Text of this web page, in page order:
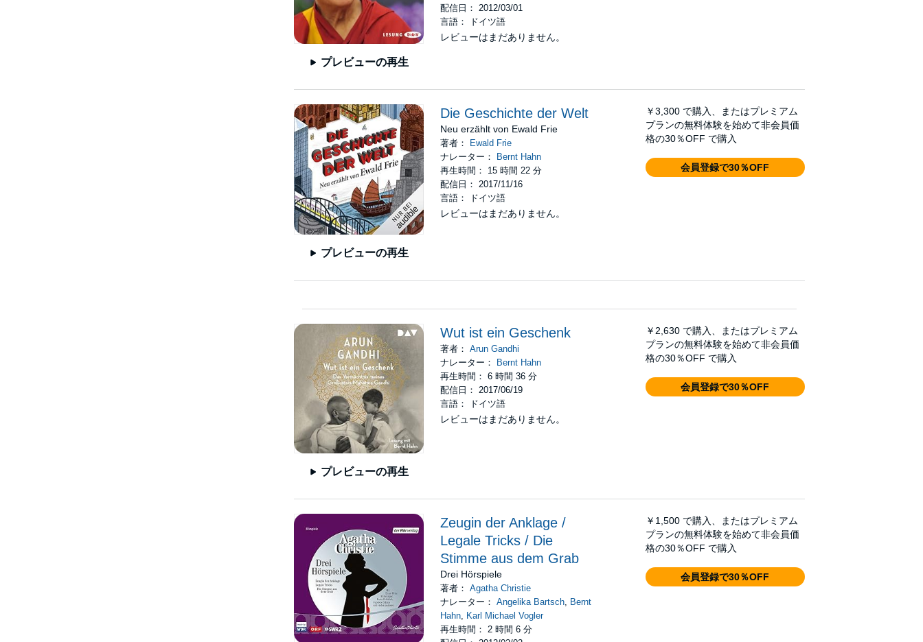
プレビューの再生
配信日： 2012/03/01
言語： ドイツ語
レビューはまだありません。
プレビューの再生
Die Geschichte der Welt
Neu erzählt von Ewald Frie
著者：
Ewald Frie
ナレーター：
Bernt Hahn
再生時間： 15 時間 22 分
配信日： 2017/11/16
言語： ドイツ語
レビューはまだありません。
￥3,300 で購入、またはプレミアム
プランの無料体験を始めて非会員価
格の30％OFF で購入
会員登録で30％OFF
プレビューの再生
Wut ist ein Geschenk
著者：Arun Gandhi
ナレーター： Bernt Hahn
再生時間： 6 時間 36 分
配信日： 2017/06/19
言語： ドイツ語
レビューはまだありません。
￥2,630 で購入、またはプレミアム
プランの無料体験を始めて非会員価
格の30％OFF で購入
会員登録で30％OFF
Zeugin der Anklage /
Legale Tricks / Die
Stimme aus dem Grab
Drei Hörspiele
著者：Agatha Christie
ナレーター：Angelika Bartsch
Bernt
Hahn
Karl Michael Vogler
再生時間： 2 時間 6 分
￥1,500 で購入、またはプレミアム
プランの無料体験を始めて非会員価
格の30％OFF で購入
会員登録で30％OFF